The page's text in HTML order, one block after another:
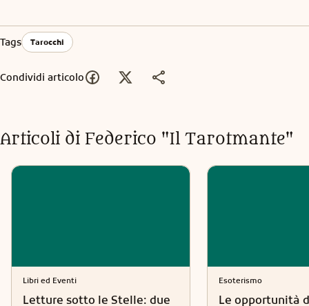
Tags Tarocchi
Condividi articolo
Articoli di Federico "Il Tarotmante"
Libri ed Eventi
Letture sotto le Stelle: due
Esoterismo
Le opportunità